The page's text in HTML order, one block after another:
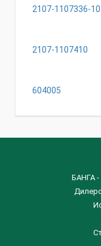
2107-1107336-10
2107-1107410
604005
БАНГА